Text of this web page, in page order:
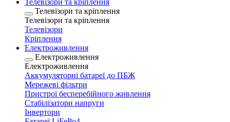
Телевізори та кріплення
Телевізори та кріплення
Телевізори та кріплення
Телевізори
Кріплення
Електроживлення
Електроживлення
Електроживлення
Аккумуляторні батареї до ПБЖ
Мережеві фільтри
Пристрої бесперебійного живлення
Стабілізатори напруги
Інвертори